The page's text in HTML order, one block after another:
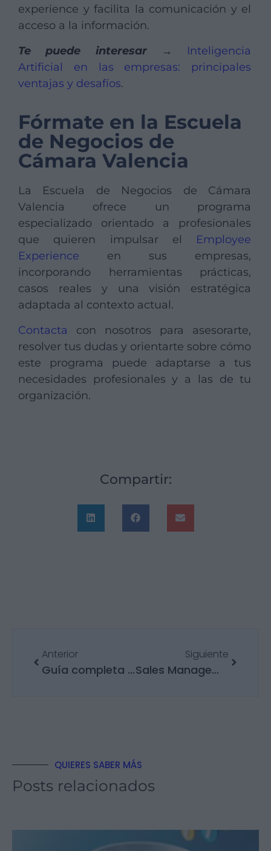
experience y facilita la comunicación y el
acceso a la información.
Te puede interesar →
Inteligencia
Artificial en las empresas: principales
ventajas y desafíos.
Fórmate en la Escuela
de Negocios de
Cámara Valencia
La Escuela de Negocios de Cámara
Valencia ofrece un programa
especializado orientado a profesionales
que quieren impulsar el Employee
Experience en sus empresas,
incorporando herramientas prácticas,
casos reales y una visión estratégica
adaptada al contexto actual.
Contacta con nosotros para asesorarte,
resolver tus dudas y orientarte sobre cómo
este programa puede adaptarse a tus
necesidades profesionales y a las de tu
organización.
Compartir:
Anterior
Guía completa sobre cómo financiar tu máster en 2026
Siguiente
Sales Management: Principales funciones y cómo formarse
QUIERES SABER MÁS
Posts relacionados